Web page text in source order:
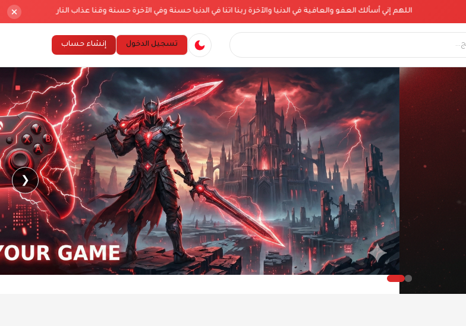
اللهم إني أسألك العفو والعافية في الدنيا والآخرة ربنا اتنا في الدنيا حسنة وفي الآخرة حسنة وقنا عذاب النار اللهم إني
تسجيل الدخول إنشاء حساب
❮